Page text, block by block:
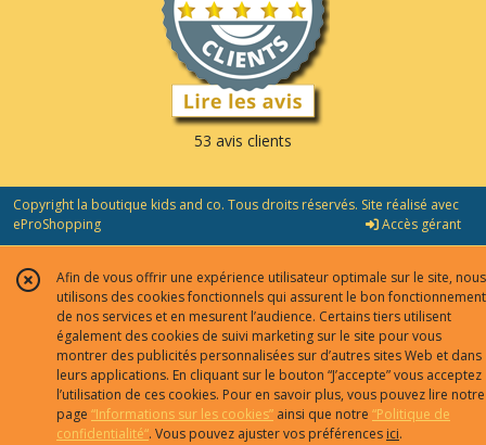
53 avis clients
Copyright la boutique kids and co. Tous droits réservés. Site réalisé avec
eProShopping
Accès gérant
Afin de vous offrir une expérience utilisateur optimale sur le site, nous
utilisons des cookies fonctionnels qui assurent le bon fonctionnement
de nos services et en mesurent l’audience. Certains tiers utilisent
également des cookies de suivi marketing sur le site pour vous
montrer des publicités personnalisées sur d’autres sites Web et dans
leurs applications. En cliquant sur le bouton “J’accepte” vous acceptez
l’utilisation de ces cookies. Pour en savoir plus, vous pouvez lire notre
page “Informations sur les cookies” ainsi que notre “Politique de
confidentialité“. Vous pouvez ajuster vos préférences ici.